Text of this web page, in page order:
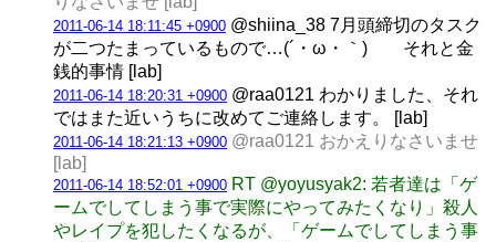
2011-06-14 18:11:45 +0900 @shiina_38 7月頭締切のタスク
が二つたまっているもので…(´・ω・｀) それと金
銭的事情 [lab]
2011-06-14 18:20:31 +0900 @raa0121 わかりました、それ
ではまた近いうちに改めてご連絡します。 [lab]
2011-06-14 18:21:13 +0900 @raa0121 おかえりなさいませ
[lab]
2011-06-14 18:52:01 +0900 RT @yoyusyak2: 若者達は「ゲ
ームでしてしまう事で実際にやってみたくなり」殺人
やレイプを犯したくなるが、「ゲームでしてしまう事